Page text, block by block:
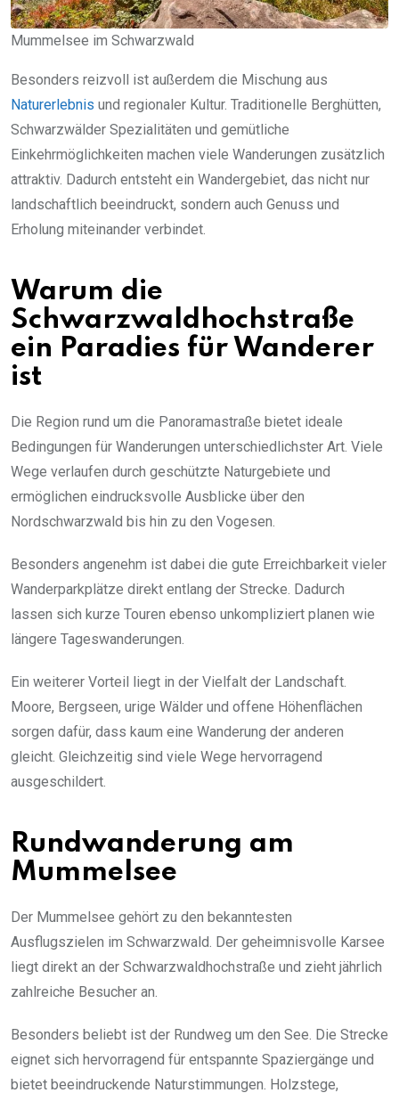
Mummelsee im Schwarzwald
Besonders reizvoll ist außerdem die Mischung aus
Naturerlebnis und regionaler Kultur. Traditionelle Berghütten,
Schwarzwälder Spezialitäten und gemütliche
Einkehrmöglichkeiten machen viele Wanderungen zusätzlich
attraktiv. Dadurch entsteht ein Wandergebiet, das nicht nur
landschaftlich beeindruckt, sondern auch Genuss und
Erholung miteinander verbindet.
Warum die
Schwarzwaldhochstraße
ein Paradies für Wanderer
ist
Die Region rund um die Panoramastraße bietet ideale
Bedingungen für Wanderungen unterschiedlichster Art. Viele
Wege verlaufen durch geschützte Naturgebiete und
ermöglichen eindrucksvolle Ausblicke über den
Nordschwarzwald bis hin zu den Vogesen.
Besonders angenehm ist dabei die gute Erreichbarkeit vieler
Wanderparkplätze direkt entlang der Strecke. Dadurch
lassen sich kurze Touren ebenso unkompliziert planen wie
längere Tageswanderungen.
Ein weiterer Vorteil liegt in der Vielfalt der Landschaft.
Moore, Bergseen, urige Wälder und offene Höhenflächen
sorgen dafür, dass kaum eine Wanderung der anderen
gleicht. Gleichzeitig sind viele Wege hervorragend
ausgeschildert.
Rundwanderung am
Mummelsee
Der Mummelsee gehört zu den bekanntesten
Ausflugszielen im Schwarzwald. Der geheimnisvolle Karsee
liegt direkt an der Schwarzwaldhochstraße und zieht jährlich
zahlreiche Besucher an.
Besonders beliebt ist der Rundweg um den See. Die Strecke
eignet sich hervorragend für entspannte Spaziergänge und
bietet beeindruckende Naturstimmungen. Holzstege,